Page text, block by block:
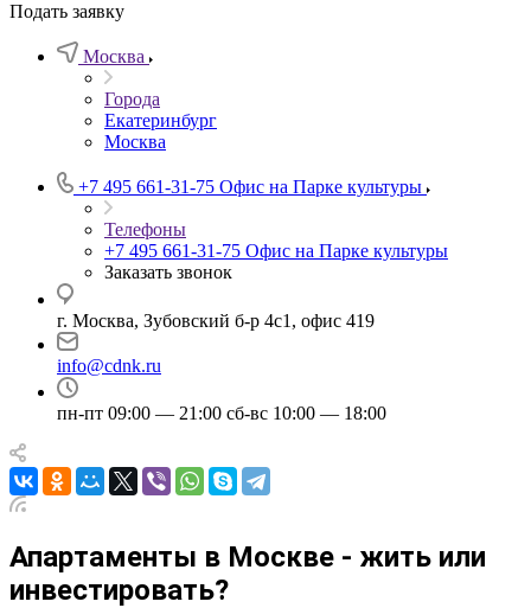
Подать заявку
Москва
Города
Екатеринбург
Москва
+7 495 661-31-75 Офис на Парке культуры
Телефоны
+7 495 661-31-75 Офис на Парке культуры
Заказать звонок
г. Москва, Зубовский б-р 4с1, офис 419
info@cdnk.ru
пн-пт 09:00 — 21:00 сб-вс 10:00 — 18:00
Апартаменты в Москве - жить или
инвестировать?